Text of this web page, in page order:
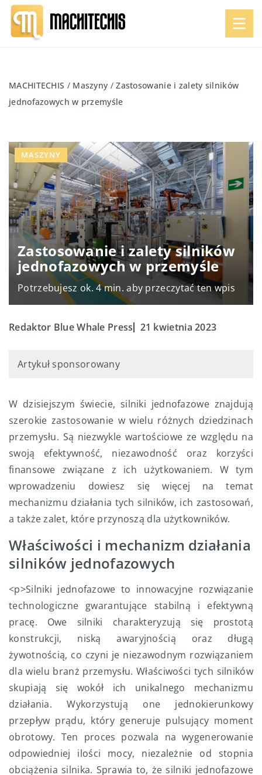
MACHITECHIS / Maszyny /Zastosowanie i zalety silników
jednofazowych w przemyśle
Zastosowanie i zalety silników
jednofazowych w przemyśle
Potrzebujesz ok. 4 min. aby przeczytać ten wpis
MASZYNY
Redaktor Blue Whale Press 21 kwietnia 2023
Artykuł sponsorowany
W dzisiejszym świecie, silniki jednofazowe znajdują
szerokie zastosowanie w wielu różnych dziedzinach
przemysłu. Są niezwykle wartościowe ze względu na
swoją efektywność, niezawodność oraz korzyści
finansowe związane z ich użytkowaniem. W tym
wprowadzeniu dowiesz się więcej na temat
mechanizmu działania tych silników, ich zastosowań,
a także zalet, które przynoszą dla użytkowników.
Właściwości i mechanizm działania
silników jednofazowych
<p>Silniki jednofazowe to innowacyjne rozwiązanie
technologiczne gwarantujące stabilną i efektywną
pracę. Owe silniki charakteryzują się prostotą
konstrukcji, niską awaryjnością oraz długą
żywotnością, co czyni je niezawodnym rozwiązaniem
dla wielu branż przemysłu. Właściwości tych silników
skupiają się wokół ich unikalnego mechanizmu
działania. Wykorzystują one jednokierunkowy
przepływ prądu, który generuje pulsujący moment
obrotowy. Ten proces pozwala na wygenerowanie
odpowiedniej ilości mocy, niezależnie od stopnia
obciążenia silnika. Sprawia to, że silniki jednofazowe